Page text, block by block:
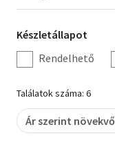
Hobbi, szabadidő
Irodalom
Művészet
Szakkönyv
szűrés
Készletállapot
szűrés
Készletállapot
Rendelhető
Találatok száma: 6
Ár szerint növekvő